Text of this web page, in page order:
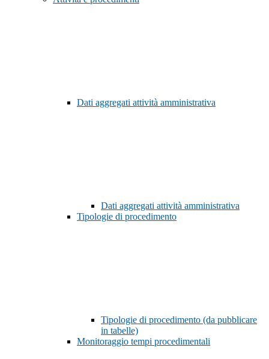
Dati aggregati attività amministrativa
Dati aggregati attività amministrativa
Tipologie di procedimento
Tipologie di procedimento (da pubblicare
in tabelle)
Monitoraggio tempi procedimentali